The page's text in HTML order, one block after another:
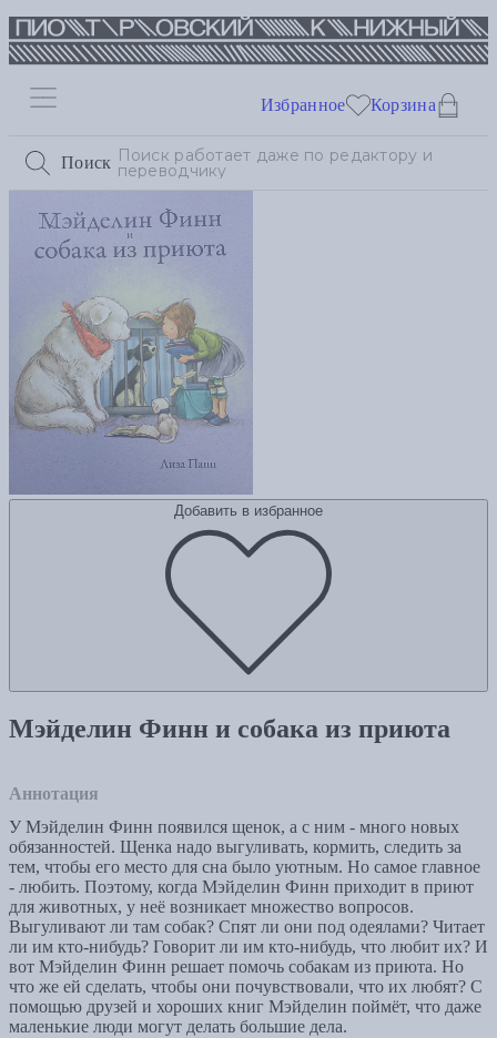
Поиск
Избранное Корзина
Добавить в избранное
Мэйделин Финн и собака из приюта
Аннотация
У Мэйделин Финн появился щенок, а с ним - много новых
обязанностей. Щенка надо выгуливать, кормить, следить за
тем, чтобы его место для сна было уютным. Но самое главное
- любить. Поэтому, когда Мэйделин Финн приходит в приют
для животных, у неё возникает множество вопросов.
Выгуливают ли там собак? Спят ли они под одеялами? Читает
ли им кто-нибудь? Говорит ли им кто-нибудь, что любит их? И
вот Мэйделин Финн решает помочь собакам из приюта. Но
что же ей сделать, чтобы они почувствовали, что их любят? С
помощью друзей и хороших книг Мэйделин поймёт, что даже
маленькие люди могут делать большие дела.